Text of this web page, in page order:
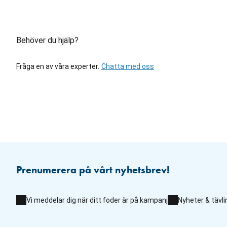
Behöver du hjälp?
Fråga en av våra experter. Chatta med oss
Prenumerera på vårt nyhetsbrev!
Vi meddelar dig när ditt foder är på kampanj Nyheter &